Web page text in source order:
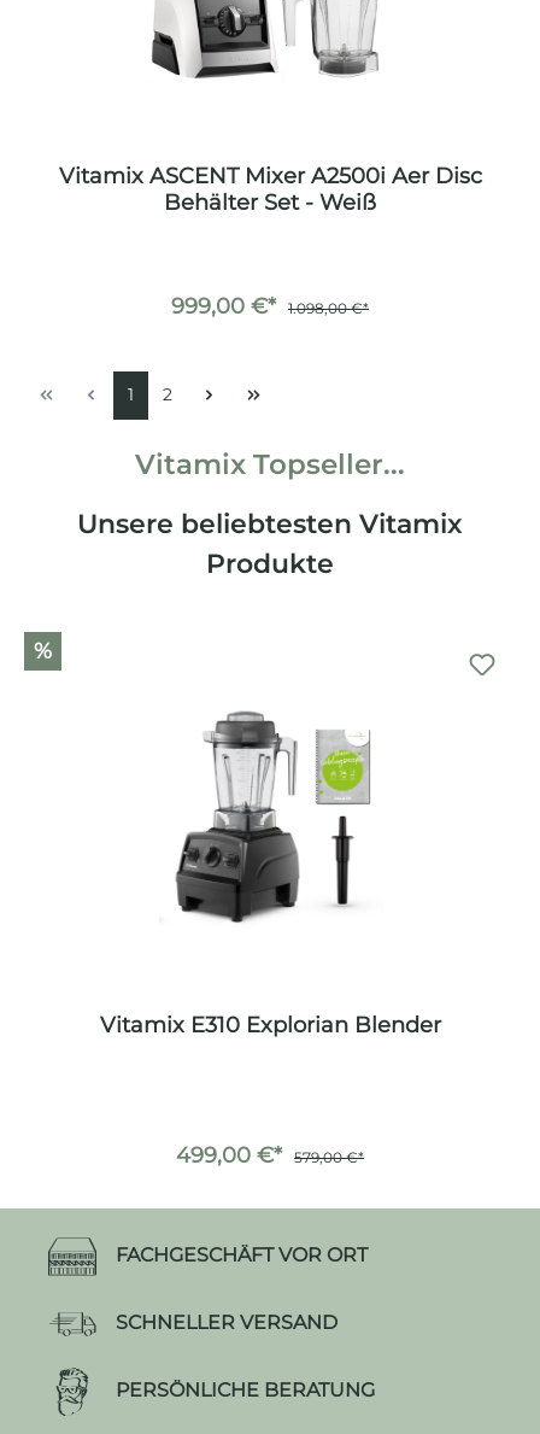
Vitamix ASCENT Mixer A2500i Aer Disc
Behälter Set - Weiß
999,00 €* 1.098,00 €*
1 2
Vitamix Topseller...
Unsere beliebtesten Vitamix
Produkte
%
Vitamix E310 Explorian Blender
499,00 €* 579,00 €*
FACHGESCHÄFT VOR ORT
SCHNELLER VERSAND
PERSÖNLICHE BERATUNG